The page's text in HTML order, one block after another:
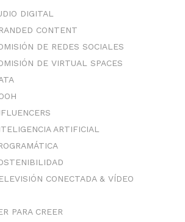
DIGITAL
CONTENT
DE REDES SOCIALES
DE VIRTUAL SPACES
ARTIFICIAL
CONECTADA & VÍDEO
PARA CREER